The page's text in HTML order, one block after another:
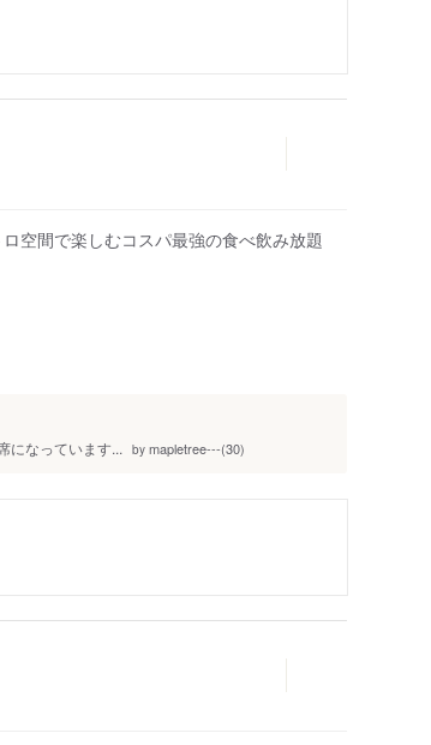
空間で楽しむコスパ最強の食べ飲み放題
になっています... by mapletree---(30)